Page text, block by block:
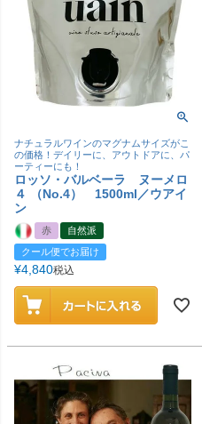
ナチュラルワインのマグナムサイズがこ
の価格！デイリーに、アウトドアに、パ
ーティーにも！
ロッソ・バルベーラ ヌーメロ
４ （No.4） 1500ml／ウアイ
ン
赤
自然派
クール便でお届け
¥4,840税込